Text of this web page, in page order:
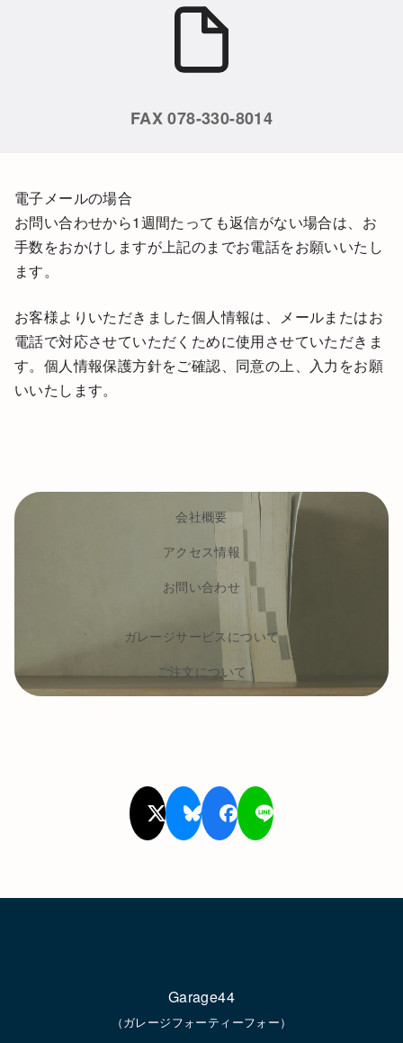
FAX 078-330-8014
電子メールの場合
お問い合わせから1週間たっても返信がない場合は、お
手数をおかけしますが上記のまでお電話をお願いいたし
ます。
お客様よりいただきました個人情報は、メールまたはお
電話で対応させていただくために使用させていただきま
す。個人情報保護方針をご確認、同意の上、入力をお願
いいたします。
会社概要
アクセス情報
お問い合わせ
ガレージサービスについて
ご注文について
Garage44
（ガレージフォーティーフォー）